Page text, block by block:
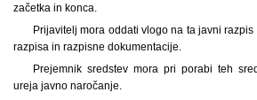
začetka in konca.
Prijavitelj mora oddati vlogo na ta javni
razpisa in razpisne dokumentacije.
Prejemnik sredstev mora pri porabi teh
ureja javno naročanje.